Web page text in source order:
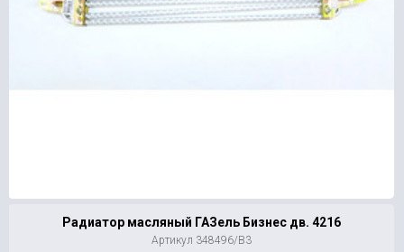
Радиатор масляный ГАЗель Бизнес дв. 4216
Артикул 348496/В3